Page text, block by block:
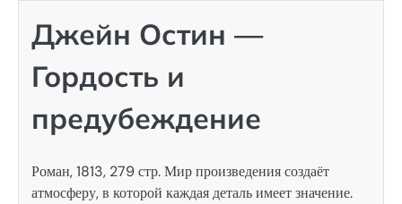
Джейн Остин —
Гордость и
предубеждение
Роман, 1813, 279 стр. Мир произведения создаёт
атмосферу, в которой каждая деталь имеет значение.